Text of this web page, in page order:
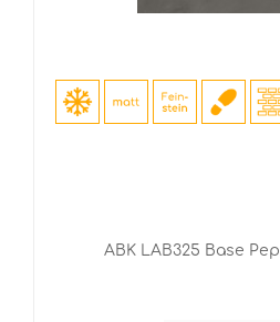
ABK LAB325 Base